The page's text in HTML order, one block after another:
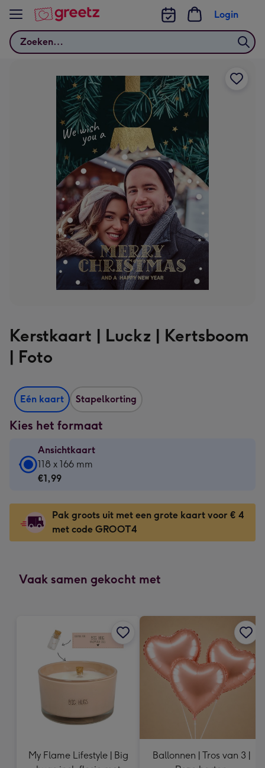
Bekijk meer
Zoeken
Login
Kerstkaart | Luckz | Kertsboom
| Foto
Eén kaart Stapelkorting
Kies het formaat
Ansichtkaart
Ansichtkaart
-
-
118
x
-
mm
118 x 166 mm
€1,99
Pak groots uit met een grote kaart voor € 4
met code GROOT4
Vaak samen gekocht met
My Flame Lifestyle | Big
Ballonnen | Tros van 3 |